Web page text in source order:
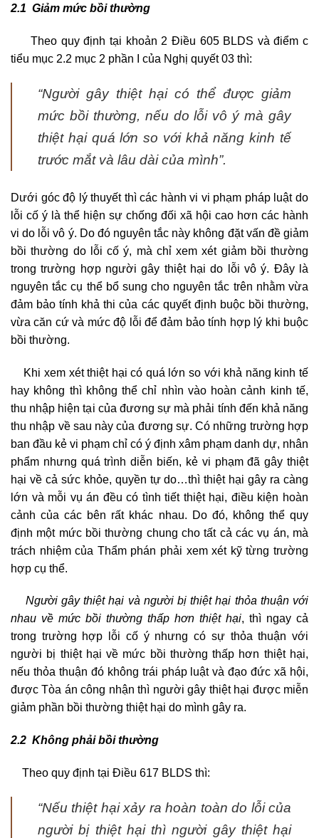
2.1 Giảm mức bồi thường
Theo quy định tại khoản 2 Điều 605 BLDS và điểm c
tiểu mục 2.2 mục 2 phần I của Nghị quyết 03 thì:
“Người gây thiệt hại có thể được giảm
mức bồi thường, nếu do lỗi vô ý mà gây
thiệt hại quá lớn so với khả năng kinh tế
trước mắt và lâu dài của mình”.
Dưới góc độ lý thuyết thì các hành vi vi phạm pháp luật do
lỗi cố ý là thể hiện sự chống đối xã hội cao hơn các hành
vi do lỗi vô ý. Do đó nguyên tắc này không đặt vấn đề giảm
bồi thường do lỗi cố ý, mà chỉ xem xét giảm bồi thường
trong trường hợp người gây thiệt hại do lỗi vô ý. Đây là
nguyên tắc cụ thể bổ sung cho nguyên tắc trên nhằm vừa
đảm bảo tính khả thi của các quyết định buộc bồi thường,
vừa căn cứ và mức độ lỗi để đảm bảo tính hợp lý khi buộc
bồi thường.
Khi xem xét thiệt hại có quá lớn so với khả năng kinh tế
hay không thì không thể chỉ nhìn vào hoàn cảnh kinh tế,
thu nhập hiện tại của đương sự mà phải tính đến khả năng
thu nhập về sau này của đương sự. Có những trường hợp
ban đầu kẻ vi phạm chỉ có ý định xâm phạm danh dự, nhân
phẩm nhưng quá trình diễn biến, kẻ vi phạm đã gây thiệt
hại về cả sức khỏe, quyền tự do…thì thiệt hại gây ra càng
lớn và mỗi vụ án đều có tình tiết thiệt hại, điều kiện hoàn
cảnh của các bên rất khác nhau. Do đó, không thể quy
định một mức bồi thường chung cho tất cả các vụ án, mà
trách nhiệm của Thẩm phán phải xem xét kỹ từng trường
hợp cụ thể.
Người gây thiệt hại và người bị thiệt hại thỏa thuận với
nhau về mức bồi thường thấp hơn thiệt hại, thì ngay cả
trong trường hợp lỗi cố ý nhưng có sự thỏa thuận với
người bị thiệt hại về mức bồi thường thấp hơn thiệt hại,
nếu thỏa thuận đó không trái pháp luật và đạo đức xã hội,
được Tòa án công nhận thì người gây thiệt hại được miễn
giảm phần bồi thường thiệt hại do mình gây ra.
2.2 Không phải bồi thường
Theo quy định tại Điều 617 BLDS thì:
“Nếu thiệt hại xảy ra hoàn toàn do lỗi của
người bị thiệt hại thì người gây thiệt hại